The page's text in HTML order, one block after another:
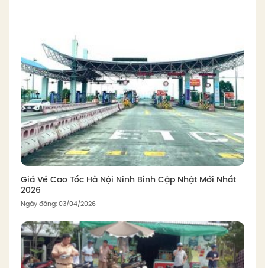
Giá Vé Cao Tốc Hà Nội Ninh Bình Cập Nhật Mới Nhất
2026
Ngày đăng: 03/04/2026